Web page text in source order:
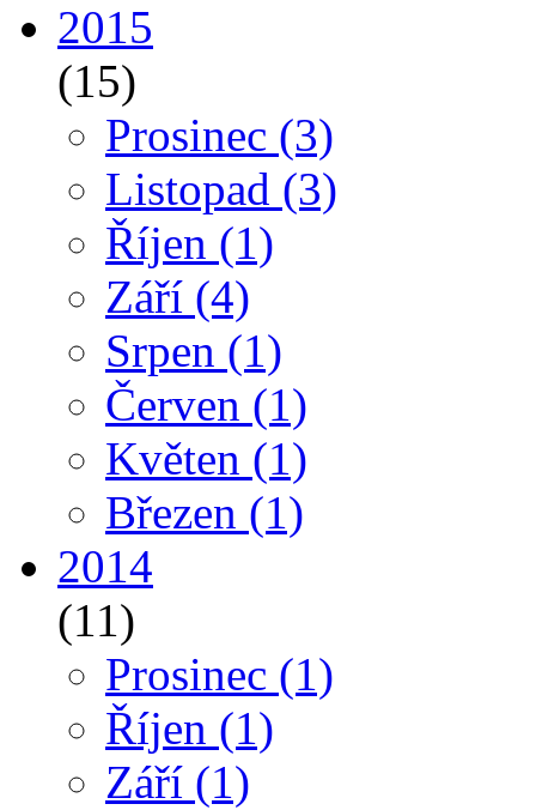
2015
(15)
Prosinec (3)
Listopad (3)
Říjen (1)
Září (4)
Srpen (1)
Červen (1)
Květen (1)
Březen (1)
2014
(11)
Prosinec (1)
Říjen (1)
Září (1)